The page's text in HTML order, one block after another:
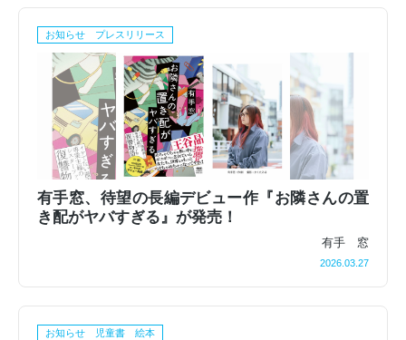
お知らせ プレスリリース
有手窓、待望の長編デビュー作『お隣さんの置
き配がヤバすぎる』が発売！
有手 窓
2026.03.27
お知らせ 児童書 絵本